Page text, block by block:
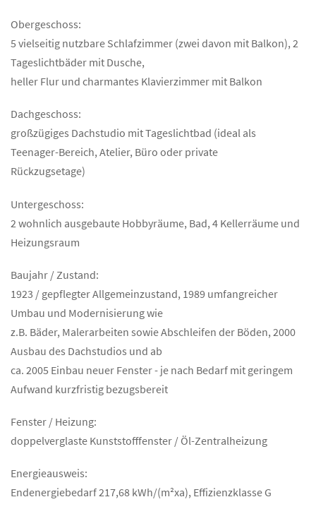
Obergeschoss:
5 vielseitig nutzbare Schlafzimmer (zwei davon mit Balkon), 2
Tageslichtbäder mit Dusche,
heller Flur und charmantes Klavierzimmer mit Balkon
Dachgeschoss:
großzügiges Dachstudio mit Tageslichtbad (ideal als
Teenager-Bereich, Atelier, Büro oder private
Rückzugsetage)
Untergeschoss:
2 wohnlich ausgebaute Hobbyräume, Bad, 4 Kellerräume und
Heizungsraum
Baujahr / Zustand:
1923 / gepflegter Allgemeinzustand, 1989 umfangreicher
Umbau und Modernisierung wie
z.B. Bäder, Malerarbeiten sowie Abschleifen der Böden, 2000
Ausbau des Dachstudios und ab
ca. 2005 Einbau neuer Fenster - je nach Bedarf mit geringem
Aufwand kurzfristig bezugsbereit
Fenster / Heizung:
doppelverglaste Kunststofffenster / Öl-Zentralheizung
Energieausweis:
Endenergiebedarf 217,68 kWh/(m²xa), Effizienzklasse G